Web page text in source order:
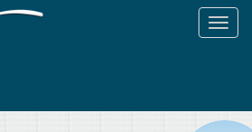
Toggle